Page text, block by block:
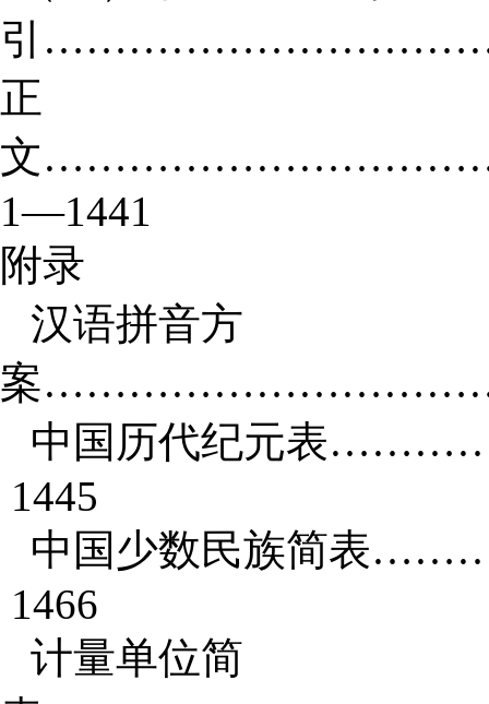
引
正
文
1—1441
附录
汉语拼音方
案
中国历代纪元表
1445
中国少数民族简
1466
计量单位简